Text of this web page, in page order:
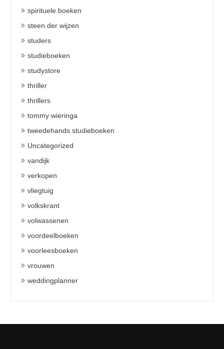
spirituele boeken
steen der wijzen
studers
studieboeken
studystore
thriller
thrillers
tommy wieringa
tweedehands studieboeken
Uncategorized
vandijk
verkopen
vliegtuig
volkskrant
volwassenen
voordeelboeken
voorleesboeken
vrouwen
weddingplanner